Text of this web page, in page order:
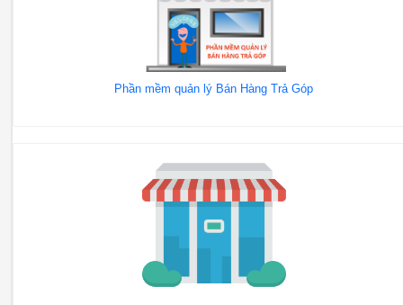
Phần mềm quản lý Bán Hàng Trả Góp